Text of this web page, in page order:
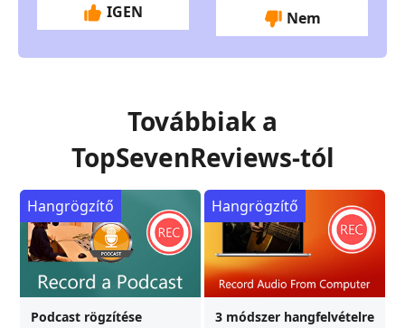
IGEN Nem
Továbbiak a
TopSevenReviews-tól
Podcast rögzítése
Hangrögzítő
3 módszer hangfelvételre
Hangrögzítő